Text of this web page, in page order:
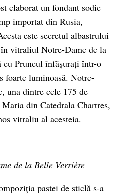
elaborat un fondant sodic
importat din Rusia,
este secretul albastrului
vitraliul Notre-Dame de la
cu Pruncul înfășurați într-o
foarte luminoasă. Notre-
una dintre cele 175 de
din Catedrala Chartres,
vitraliu al acesteia.
de la Belle Verrière
pastei de sticlă s-a